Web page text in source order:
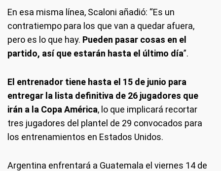
En esa misma línea, Scaloni añadió: “Es un
contratiempo para los que van a quedar afuera,
pero es lo que hay. Pueden pasar cosas en el
partido, así que estarán hasta el último día”.
El entrenador tiene hasta el 15 de junio para
entregar la lista definitiva de 26 jugadores que
irán a la Copa América, lo que implicará recortar
tres jugadores del plantel de 29 convocados para
los entrenamientos en Estados Unidos.
Argentina enfrentará a Guatemala el viernes 14 de